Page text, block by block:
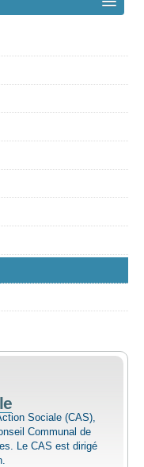
Sociale (CAS),
Communal de
Le CAS est dirigé